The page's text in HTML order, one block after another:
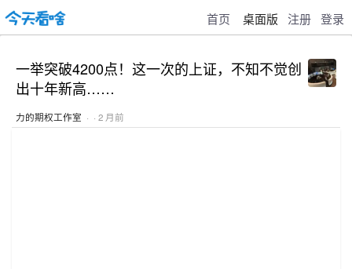
首页 桌面版 注册 登录
一举突破4200点！这一次的上证，不知不觉创
出十年新高……
力的期权工作室 · · 2 月前